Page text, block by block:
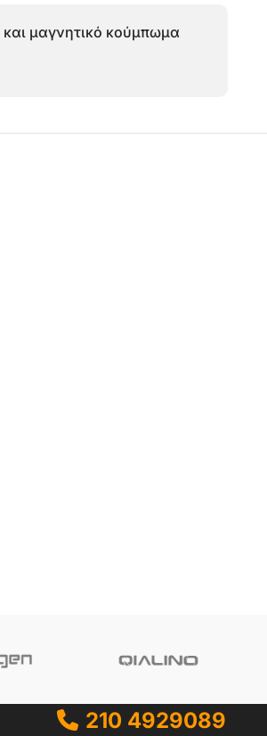
μαγνητικό κούμπωμα
210 4929089